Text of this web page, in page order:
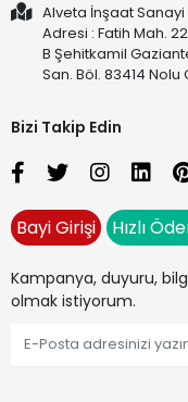
Alveta İnşaat Sanayi
Adresi : Fatih Mah.
B Şehitkamil
San. Böl. 83414
Bizi Takip Edin
Bayi Girişi Hızlı
Kampanya, duyuru,
olmak istiyorum.